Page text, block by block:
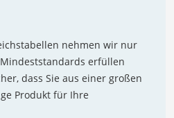
nehmen wir nur
erfüllen
dass Sie aus einer großen
Produkt für Ihre